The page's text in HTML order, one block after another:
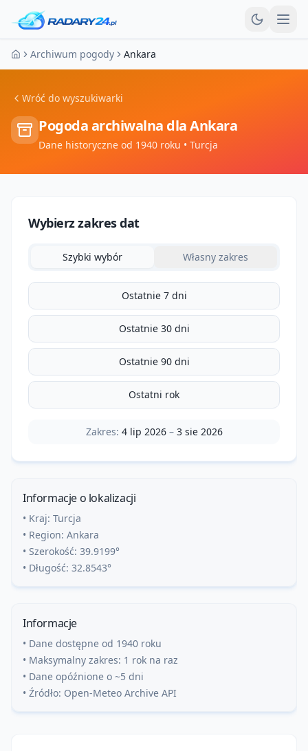
Strona główna
Archiwum pogody Ankara
Wróć do wyszukiwarki
Pogoda archiwalna dlaAnkara
Dane historyczne od 1940 roku • Turcja
Wybierz zakres dat
Szybki wybór Własny zakres
Ostatnie 7 dni
Ostatnie 30 dni
Ostatnie 90 dni
Ostatni rok
Zakres: 4 lip 2026– 3 sie 2026
Informacje o lokalizacji
• Kraj: Turcja
• Region: Ankara
• Szerokość: 39.9199°
• Długość: 32.8543°
Informacje
• Dane dostępne od 1940 roku
• Maksymalny zakres: 1 rok na raz
• Dane opóźnione o ~5 dni
• Źródło: Open-Meteo Archive API